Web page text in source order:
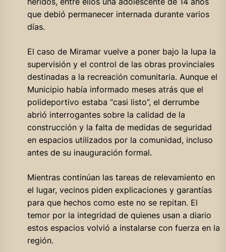
que debió permanecer internada durante varios
días.
El caso de Miramar vuelve a poner bajo la lupa la
supervisión y el control de las obras provinciales
destinadas a la recreación comunitaria. Aunque el
Municipio había informado meses atrás que el
polideportivo estaba “casi listo”, el derrumbe
abrió interrogantes sobre la calidad de la
construcción y la falta de medidas de seguridad
en espacios utilizados por la comunidad, incluso
antes de su inauguración formal.
Mientras continúan las tareas de relevamiento en
el lugar, vecinos piden explicaciones y garantías
para que hechos como este no se repitan. El
temor por la integridad de quienes usan a diario
estos espacios volvió a instalarse con fuerza en la
región.